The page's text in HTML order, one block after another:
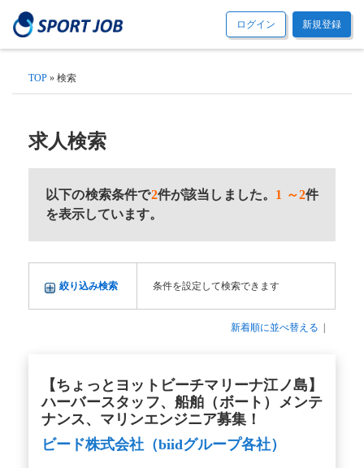
ログイン 新規登録
TOP » 検索
求人検索
以下の検索条件で2件が該当しました。 1 ～2件
を表示しています。
絞り込み検索 条件を設定して検索できます
新着順に並べ替える
【ちょっとヨットビーチマリーナ江ノ島】
ハーバースタッフ、船舶（ボート）メンテ
ナンス、マリンエンジニア募集！
ビード株式会社（biidグループ各社）